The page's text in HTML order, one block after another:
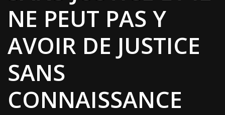
NE PEUT PAS Y
AVOIR DE JUSTICE
SANS
CONNAISSANCE